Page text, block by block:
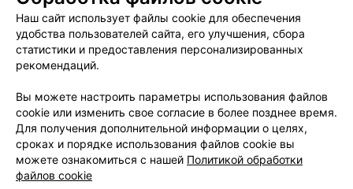
Вам будет интересно
Минске
Магазины цветов в м-р Сельхозпосёлок в
Минске
Наш сайт использует файлы cookie для обеспечения
удобства пользователей сайта, его улучшения, сбора
статистики и предоставления персонализированных
рекомендаций.
Вы можете настроить параметры использования файлов
cookie или изменить свое согласие в более позднее время.
Для получения дополнительной информации о целях,
сроках и порядке использования файлов cookie вы
можете ознакомиться с нашей Политикой обработки
файлов cookie